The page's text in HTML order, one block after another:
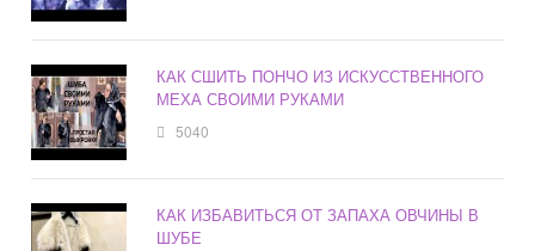
КАК СШИТЬ ПОНЧО ИЗ ИСКУССТВЕННОГО
МЕХА СВОИМИ РУКАМИ
5040
КАК ИЗБАВИТЬСЯ ОТ ЗАПАХА ОВЧИНЫ В
ШУБЕ